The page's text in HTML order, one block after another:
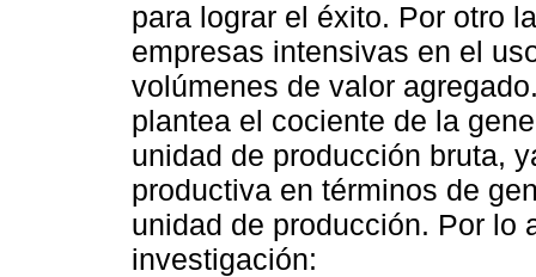
para lograr el éxito. Por otro
empresas intensivas en el
volúmenes de valor
plantea el cociente de la
unidad de producción bruta,
productiva en términos de
unidad de producción. Por lo
investigación: